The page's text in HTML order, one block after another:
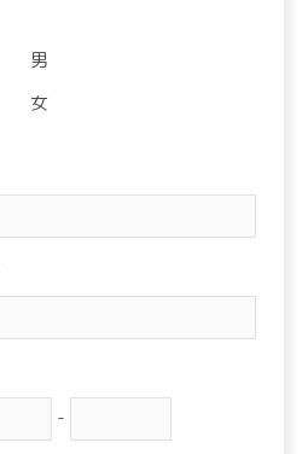
男
女
-